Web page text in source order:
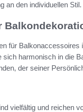
an den individuellen Stil.
für
sich harmonisch in die
der seiner
vielfältig und reichen